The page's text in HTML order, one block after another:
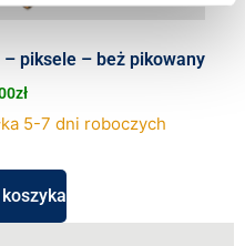
piksele – beż pikowany
zł
5-7 dni roboczych